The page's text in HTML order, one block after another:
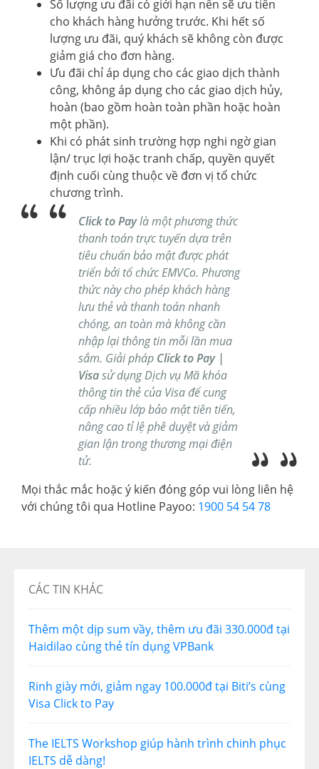
CÁC TIN KHÁC
Thêm một dịp sum vầy, thêm ưu đãi 330.000đ tại
Haidilao cùng thẻ tín dụng VPBank
Rinh giày mới, giảm ngay 100.000đ tại Biti’s cùng
Visa Click to Pay
The IELTS Workshop giúp hành trình chinh phục
IELTS dễ dàng!
Số lượng ưu đãi có giới hạn nên sẽ ưu tiên
cho khách hàng hưởng trước. Khi hết số
lượng ưu đãi, quý khách sẽ không còn được
giảm giá cho đơn hàng.
Ưu đãi chỉ áp dụng cho các giao dịch thành
công, không áp dụng cho các giao dịch hủy,
hoàn (bao gồm hoàn toàn phần hoặc hoàn
một phần).
Khi có phát sinh trường hợp nghi ngờ gian
lận/ trục lợi hoặc tranh chấp, quyền quyết
định cuối cùng thuộc về đơn vị tổ chức
chương trình.
Click to Paylà một phương thức
thanh toán trực tuyến dựa trên
tiêu chuẩn bảo mật được phát
triển bởi tổ chức EMVCo. Phương
thức này cho phép khách hàng
lưu thẻ và thanh toán nhanh
chóng, an toàn mà không cần
nhập lại thông tin mỗi lần mua
sắm. Giải pháp Click to Pay |
Visasử dụng Dịch vụ Mã khóa
thông tin thẻ của Visa để cung
cấp nhiều lớp bảo mật tiên tiến,
nâng cao tỉ lệ phê duyệt và giảm
gian lận trong thương mại điện
tử.
Mọi thắc mắc hoặc ý kiến đóng góp vui lòng liên hệ
với chúng tôi qua Hotline Payoo: 1900 54 54 78